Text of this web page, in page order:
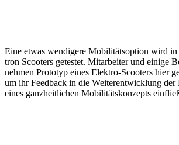
Eine etwas wendigere Mobilitätsoption wird
tron Scooters getestet. Mitarbeiter und einige
nehmen Prototyp eines Elektro-Scooters hier
um ihr Feedback in die Weiterentwicklung
eines ganzheitlichen Mobilitätskonzepts